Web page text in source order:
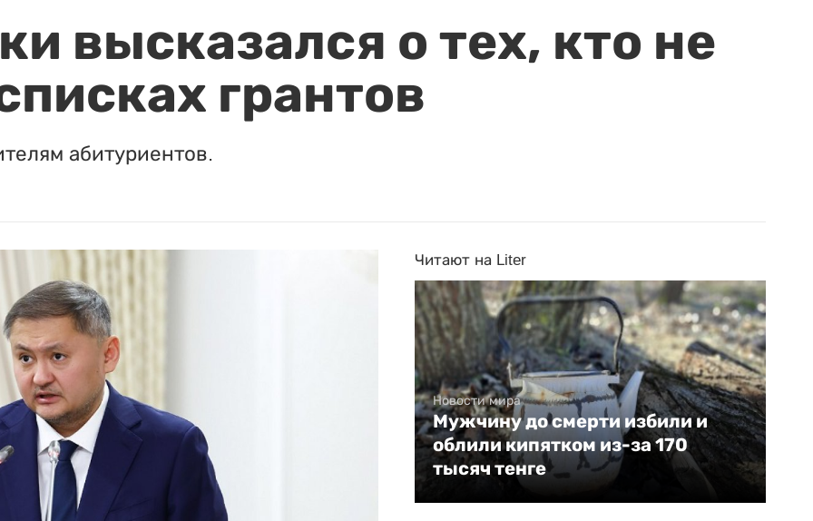
высказался о тех, кто не
грантов
абитуриентов.
Читают на Liter
Новости мира
Мужчину до смерти избили и
облили кипятком из-за 170
тысяч тенге